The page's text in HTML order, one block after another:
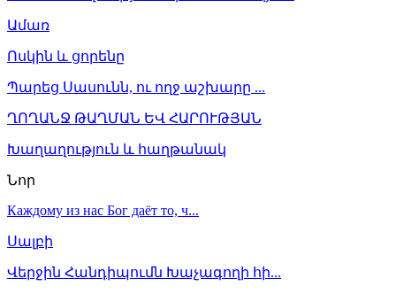
Ամառ
Ոսկին և ցորենը
Պարեց Սասունն, ու ողջ աշխարը ...
ՂՈՂԱՆՋ ԹԱՂՄԱՆ ԵՎ ՀԱՐՈՒԹՅԱՆ
Խաղաղություն և հաղթանակ
Նոր
Каждому из нас Бог даёт то, ч...
Սալբի
Վերջին Հանդիպումն Խաչագողի հի...